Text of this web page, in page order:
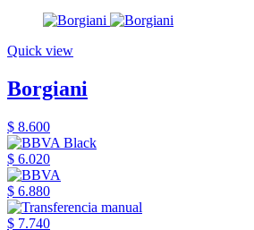
Quick view
Borgiani
$ 8.600
$ 6.020
$ 6.880
$ 7.740